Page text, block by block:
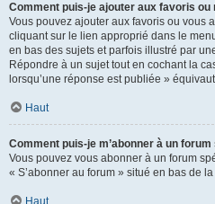
Comment puis-je ajouter aux favoris ou
Vous pouvez ajouter aux favoris ou vous
cliquant sur le lien approprié dans le
en bas des sujets et parfois illustré par
Répondre à un sujet tout en cochant la
lorsqu’une réponse est publiée »
Haut
Comment puis-je m’abonner à un
Vous pouvez vous abonner à un forum
« S’abonner au forum » situé en bas de
Haut